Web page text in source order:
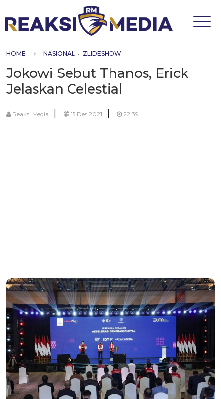
HOME NASIONAL • ZLIDESHOW
Jokowi Sebut Thanos, Erick
Jelaskan Celestial
Reaksi Media | 15 Des 2021 | 22:39